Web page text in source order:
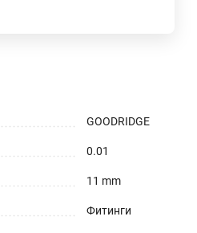
GOODRIDGE
0.01
11 mm
Фитинги